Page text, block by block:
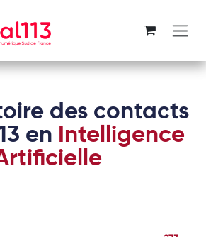
des contacts
en Intelligence